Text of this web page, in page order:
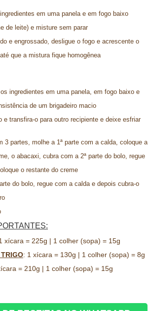
em uma panela e em fogo baixo
de leite) e misture sem parar
e engrossado, desligue o fogo e acrescente o
que a mistura fique homogênea
ingredientes em uma panela, em fogo baixo e
de um brigadeiro macio
e transfira-o para outro recipiente e deixe esfriar
3 partes, molhe a 1ª parte com a calda, coloque a
o abacaxi, cubra com a 2ª parte do bolo, regue
o restante do creme
do bolo, regue com a calda e depois cubra-o
xícara = 225g | 1 colher (sopa) = 15g
: 1 xícara = 130g | 1 colher (sopa) = 8g
= 210g | 1 colher (sopa) = 15g